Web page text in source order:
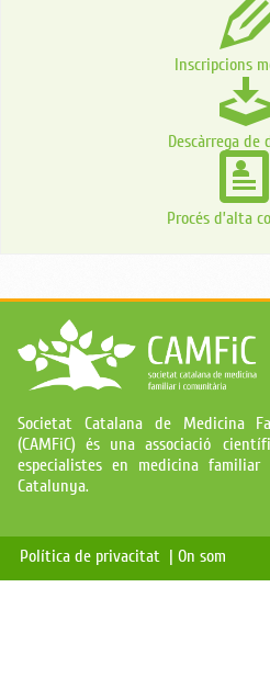
Inscripcions
Descàrrega de
Procés d’alta
Societat Catalana de Medicina
(CAMFiC) és una associació
especialistes en medicina
Catalunya.
Política de privacitat | On som